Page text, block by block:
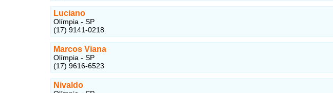
Luciano
Olímpia - SP
(17) 9141-0218
Marcos Viana
Olímpia - SP
(17) 9616-6523
Nivaldo